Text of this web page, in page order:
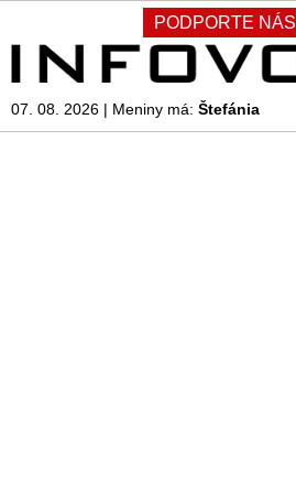
PODPORTE NÁS
07. 08. 2026 | Meniny má: Štefánia